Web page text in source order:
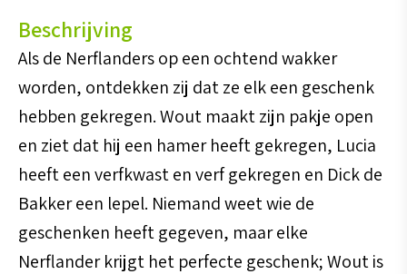
aantal
Beschrijving
Als de Nerflanders op een ochtend wakker
worden, ontdekken zij dat ze elk een geschenk
hebben gekregen. Wout maakt zijn pakje open
en ziet dat hij een hamer heeft gekregen, Lucia
heeft een verfkwast en verf gekregen en Dick de
Bakker een lepel. Niemand weet wie de
geschenken heeft gegeven, maar elke
Nerflander krijgt het perfecte geschenk; Wout is